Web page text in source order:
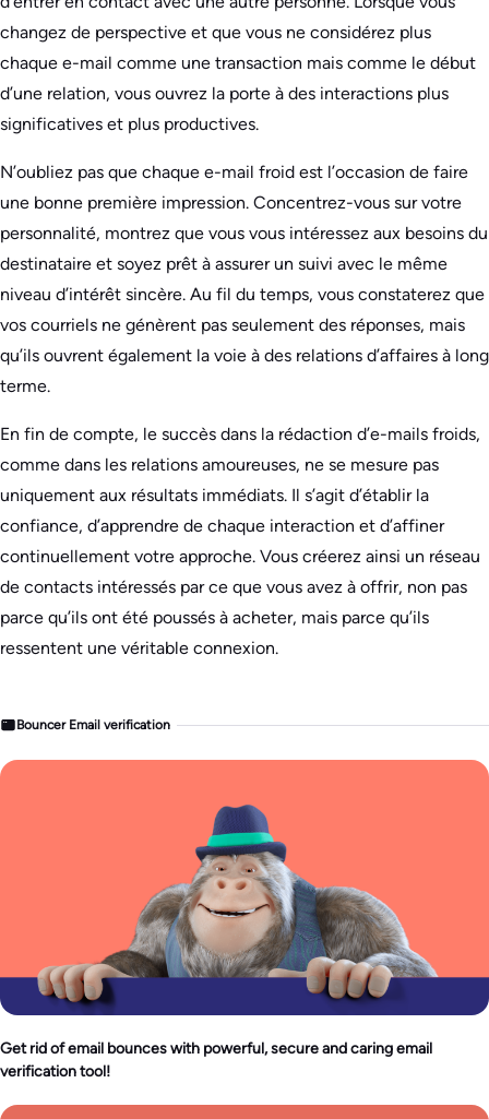
changez de perspective et que vous ne considérez plus
chaque e-mail comme une transaction mais comme le début
d’une relation, vous ouvrez la porte à des interactions plus
significatives et plus productives.
N’oubliez pas que chaque e-mail froid est l’occasion de faire
une bonne première impression. Concentrez-vous sur votre
personnalité, montrez que vous vous intéressez aux besoins du
destinataire et soyez prêt à assurer un suivi avec le même
niveau d’intérêt sincère. Au fil du temps, vous constaterez que
vos courriels ne génèrent pas seulement des réponses, mais
qu’ils ouvrent également la voie à des relations d’affaires à long
terme.
En fin de compte, le succès dans la rédaction d’e-mails froids,
comme dans les relations amoureuses, ne se mesure pas
uniquement aux résultats immédiats. Il s’agit d’établir la
confiance, d’apprendre de chaque interaction et d’affiner
continuellement votre approche. Vous créerez ainsi un réseau
de contacts intéressés par ce que vous avez à offrir, non pas
parce qu’ils ont été poussés à acheter, mais parce qu’ils
ressentent une véritable connexion.
Bouncer Email verification
Get rid of email bounces with powerful, secure and caring email
verification tool!